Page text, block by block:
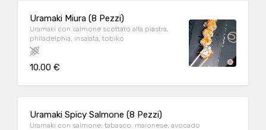
Uramaki Miura (8 Pezzi)
Uramaki con salmone scottato alla piastra,
philadelphia, insalata, tobiko
10.00 €
Uramaki Spicy Salmone (8 Pezzi)
Uramaki con salmone, tabasco, maionese, avocado